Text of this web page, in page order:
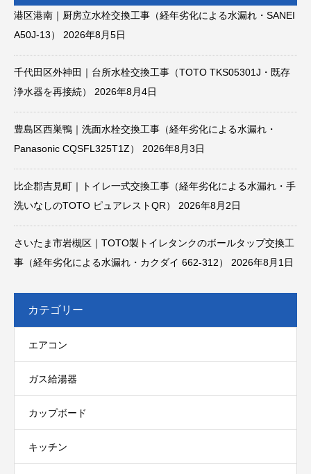
港区港南｜厨房立水栓交換工事（経年劣化による水漏れ・SANEI
A50J-13）
2026年8月5日
千代田区外神田｜台所水栓交換工事（TOTO TKS05301J・既存
浄水器を再接続）
2026年8月4日
豊島区西巣鴨｜洗面水栓交換工事（経年劣化による水漏れ・
Panasonic CQSFL325T1Z）
2026年8月3日
比企郡吉見町｜トイレ一式交換工事（経年劣化による水漏れ・手
洗いなしのTOTO ピュアレストQR）
2026年8月2日
さいたま市岩槻区｜TOTO製トイレタンクのボールタップ交換工
事（経年劣化による水漏れ・カクダイ 662-312）
2026年8月1日
カテゴリー
エアコン
ガス給湯器
カップボード
キッチン